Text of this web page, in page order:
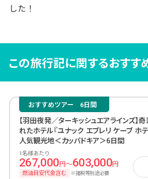
した！
この旅行記に関するおすす
おすすめツアー 6日間
【羽田夜発／ターキッシュエアラインズ】
れたホテル『ユナック エブレリ ケーブ ホ
人気観光地＜カッパドキア＞6日間
1名様あたり
267,000 円～603,000円
燃油目安代金含む ※諸税等別途必要